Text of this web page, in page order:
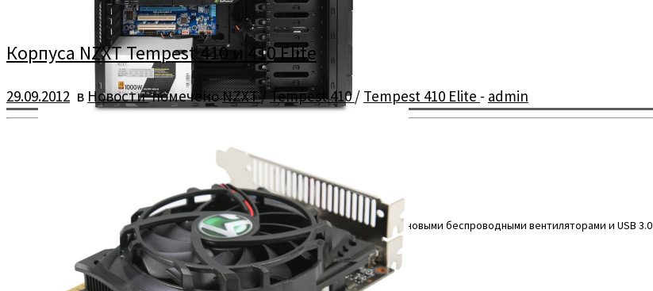
«Короли воздушного потока» возвращаются с улучшенной вентиляцией, новыми беспроводными вентиляторами и USB 3.0
Корпуса NZXT Tempest 410 и 410 Elite
29.09.2012 в НовостипомеченоNZXT/Tempest 410/ Tempest 410 Elite - admin